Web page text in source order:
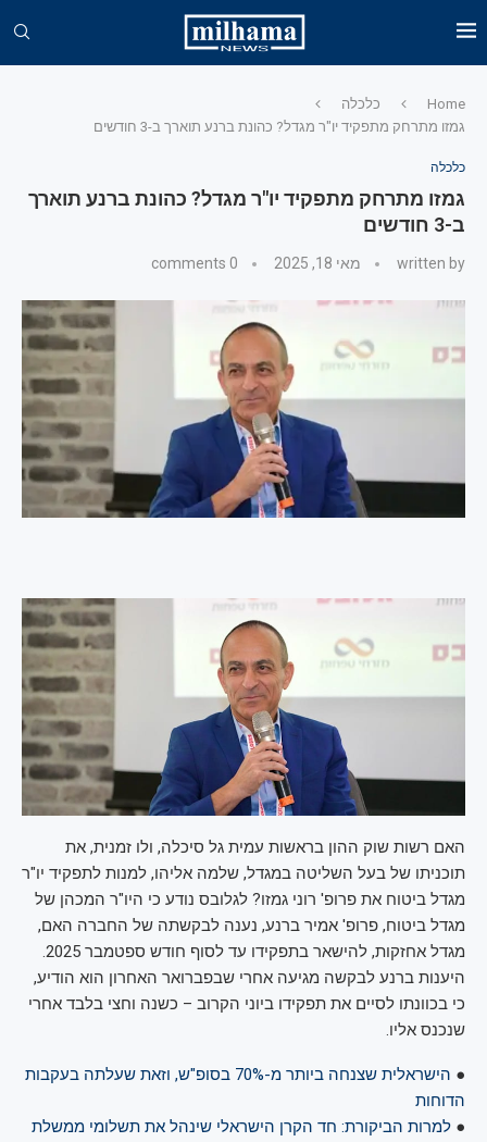
Home
כלכלה
גמזו מתרחק מתפקיד יו"ר מגדל? כהונת ברנע תוארך ב-3 חודשים
כלכלה
גמזו מתרחק מתפקיד יו"ר מגדל? כהונת ברנע תוארך
ב-3 חודשים
written by מאי 18, 2025 0 comments
האם רשות שוק ההון בראשות עמית גל סיכלה, ולו זמנית, את
תוכניתו של בעל השליטה במגדל, שלמה אליהו, למנות לתפקיד יו"ר
מגדל ביטוח את פרופ' רוני גמזו? לגלובס נודע כי היו"ר המכהן של
מגדל ביטוח, פרופ' אמיר ברנע, נענה לבקשתה של החברה האם,
מגדל אחזקות, להישאר בתפקידו עד לסוף חודש ספטמבר 2025.
היענות ברנע לבקשה מגיעה אחרי שבפברואר האחרון הוא הודיע,
כי בכוונתו לסיים את תפקידו ביוני הקרוב – כשנה וחצי בלבד אחרי
שנכנס אליו.
●
הישראלית שצנחה ביותר מ-70% בסופ"ש, וזאת שעלתה בעקבות
הדוחות
● למרות הביקורת: חד הקרן הישראלי שינהל את תשלומי ממשלת